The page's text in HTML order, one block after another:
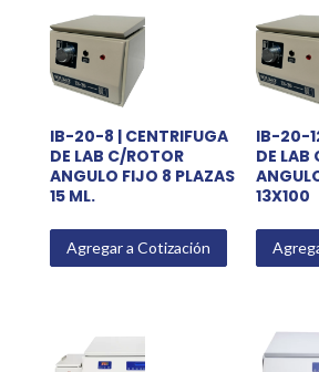
IB-20-8 | CENTRIFUGA
DE LAB C/ROTOR
ANGULO FIJO 8 PLAZAS
15 ML.
Agregar a Cotización
IB-20-
DE LAB
13X100